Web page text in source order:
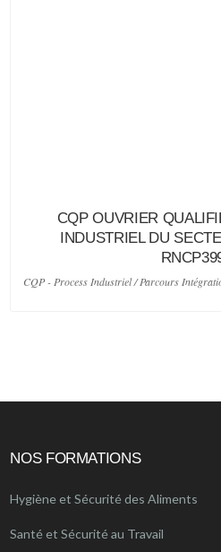
CQP OUVRIER
INDUSTRIEL DU
CQP - Process Industriel / Parcours
NOS FORMATIONS
Hygiène et Sécurité des Aliments
Santé et Sécurité au Travail